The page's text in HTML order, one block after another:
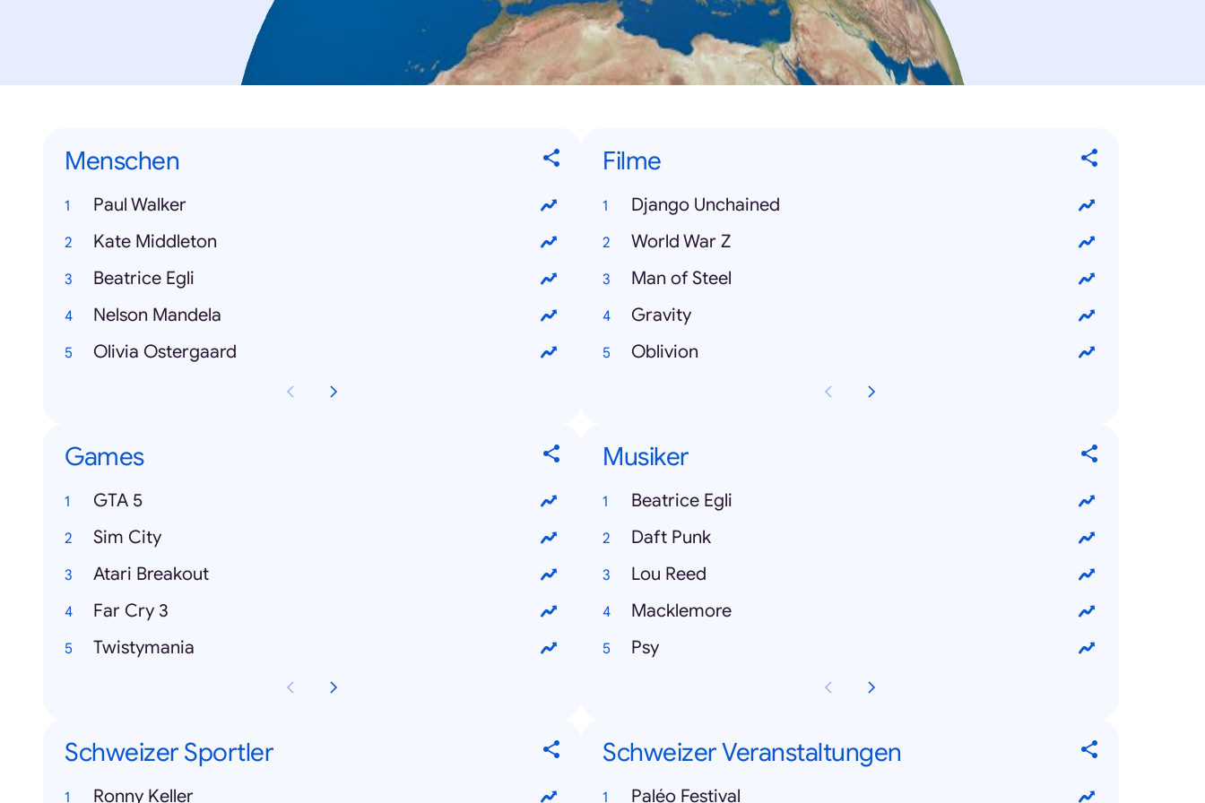
Menschen
Paul Walker
Kate Middleton
Beatrice Egli
Nelson Mandela
Olivia Ostergaard
Filme
Django Unchained
World War Z
Man of Steel
Gravity
Oblivion
Games
GTA 5
Sim City
Atari Breakout
Far Cry 3
Twistymania
Musiker
Beatrice Egli
Daft Punk
Lou Reed
Macklemore
Psy
Schweizer Sportler
Ronny Keller
Schweizer Veranstaltungen
Paléo Festival